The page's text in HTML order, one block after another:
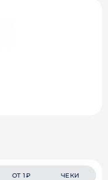
ОТ 1₽ ЧЕКИ